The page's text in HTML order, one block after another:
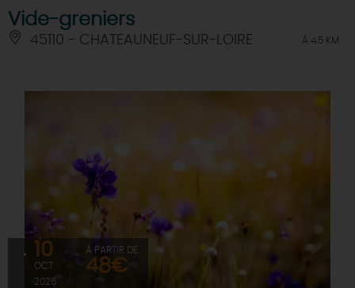
Vide-greniers
45110 - CHATEAUNEUF-SUR-LOIRE À 4.5 KM
10
OCT
2026
À PARTIR DE
48€